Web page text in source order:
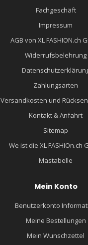
Fachgeschäft
Impressum
AGB von XL FASHION.ch
Widerrufsbelehrung
Zahlungsarten
Versandkosten und
Kontakt & Anfahrt
Sitemap
We ist die XL FASHIOn.ch
Mastabelle
Mein Konto
Benutzerkonto
Meine Bestellungen
Mein Wunschzettel